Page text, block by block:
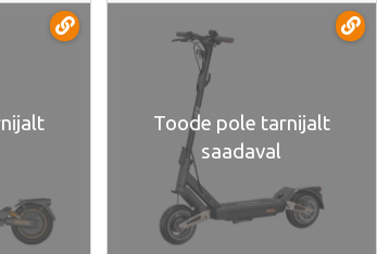
Toode pole tarnijalt
saadaval